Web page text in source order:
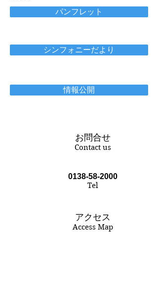
パンフレット
シンフォニーだより
情報公開
お問合せ
Contact us
0138-58-2000
Tel
アクセス
Access Map